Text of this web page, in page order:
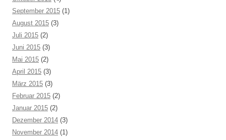
September 2015 (1)
August 2015 (3)
Juli 2015 (2)
Juni 2015 (3)
Mai 2015 (2)
April 2015 (3)
März 2015 (3)
Februar 2015 (2)
Januar 2015 (2)
Dezember 2014 (3)
November 2014 (1)